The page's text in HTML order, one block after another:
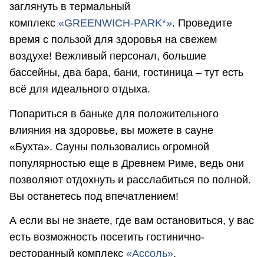
заглянуть в термальный
комплекс «GREENWICH-PARK*». Проведите
время с пользой для здоровья на свежем
воздухе! Вежливый персонал, большие
бассейны, два бара, бани, гостиница – тут есть
всё для идеального отдыха.
Попариться в баньке для положительного
влияния на здоровье, вы можете в сауне
«Бухта». Сауны пользовались огромной
популярностью еще в Древнем Риме, ведь они
позволяют отдохнуть и расслабиться по полной.
Вы останетесь под впечатлением!
А если вы не знаете, где вам остановиться, у вас
есть возможность посетить гостинично-
ресторанный комплекс «Ассоль»,